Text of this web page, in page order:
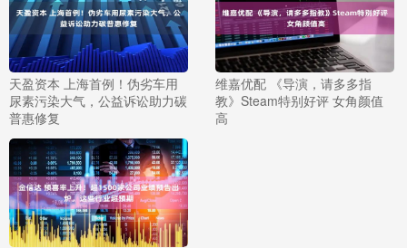
天盈资本 上海首例！伪劣车用
尿素污染大气，公益诉讼助力碳
普惠修复
维嘉优配 《导演，请多多指
教》Steam特别好评 女角颜值
高